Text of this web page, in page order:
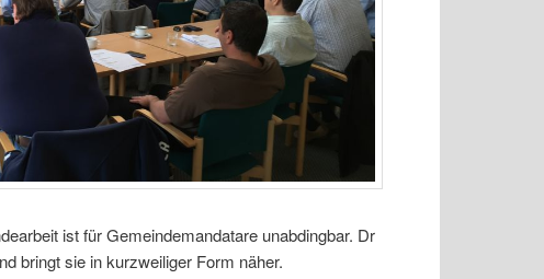
ist für Gemeindemandatare unabdingbar. Dr
bringt sie in kurzweiliger Form näher.